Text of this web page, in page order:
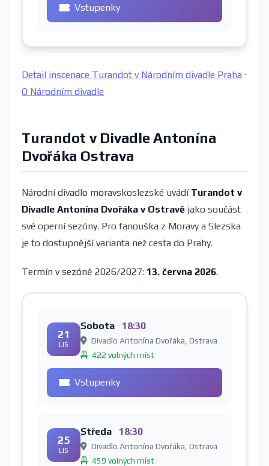
Vstupenky
Detail inscenace Turandot v Národním divadle Praha ·
O Národním divadle
Turandot v Divadle Antonína
Dvořáka Ostrava
Národní divadlo moravskoslezské uvádí Turandot v
Divadle Antonína Dvořáka v Ostravě jako součást
své operní sezóny. Pro fanouška z Moravy a Slezska
je to dostupnější varianta než cesta do Prahy.
Termín v sezóně 2026/2027: 13. června 2026.
21
LIS
Sobota 18:30
Divadlo Antonína Dvořáka, Ostrava
422 volných míst
Vstupenky
25
LIS
Středa 18:30
Divadlo Antonína Dvořáka, Ostrava
459 volných míst